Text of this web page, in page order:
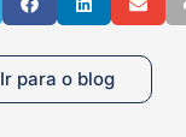
Ir para o blog